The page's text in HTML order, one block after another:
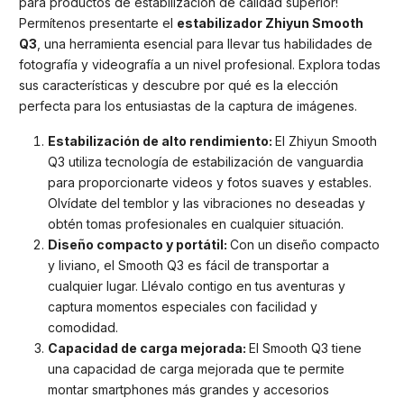
Permítenos presentarte el estabilizador Zhiyun Smooth
Q3 , una herramienta esencial para llevar tus habilidades de
fotografía y videografía a un nivel profesional. Explora todas
sus características y descubre por qué es la elección
perfecta para los entusiastas de la captura de imágenes.
Estabilización de alto rendimiento: El Zhiyun Smooth
Q3 utiliza tecnología de estabilización de vanguardia
para proporcionarte videos y fotos suaves y estables.
Olvídate del temblor y las vibraciones no deseadas y
obtén tomas profesionales en cualquier situación.
Diseño compacto y portátil: Con un diseño compacto
y liviano, el Smooth Q3 es fácil de transportar a
cualquier lugar. Llévalo contigo en tus aventuras y
captura momentos especiales con facilidad y
comodidad.
Capacidad de carga mejorada: El Smooth Q3 tiene
una capacidad de carga mejorada que te permite
montar smartphones más grandes y accesorios